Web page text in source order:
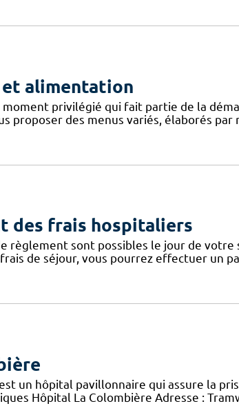
alimentation
moment privilégié qui fait partie de la
proposer des menus variés, élaborés
des frais hospitaliers
règlement sont possibles le jour de votre
de séjour, vous pourrez effectuer un
un hôpital pavillonnaire qui assure la
Hôpital La Colombière Adresse :